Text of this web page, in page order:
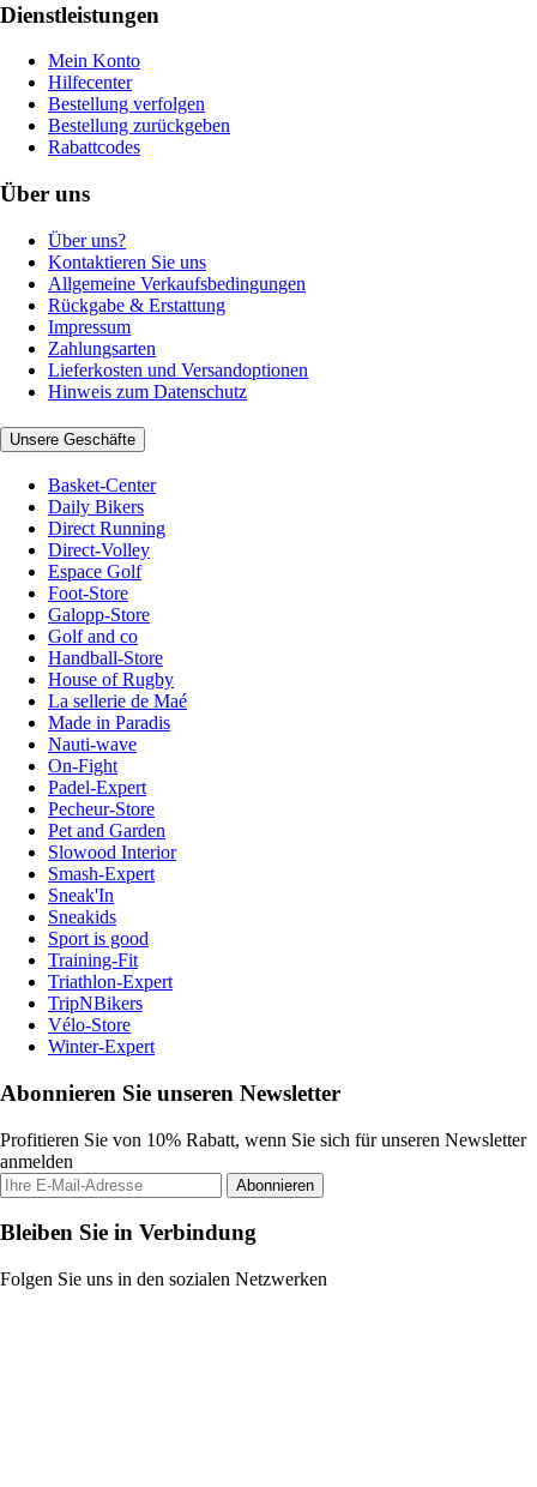
Dienstleistungen
Mein Konto
Hilfecenter
Bestellung verfolgen
Bestellung zurückgeben
Rabattcodes
Über uns
Über uns?
Kontaktieren Sie uns
Allgemeine Verkaufsbedingungen
Rückgabe & Erstattung
Impressum
Zahlungsarten
Lieferkosten und Versandoptionen
Hinweis zum Datenschutz
Unsere Geschäfte
Basket-Center
Daily Bikers
Direct Running
Direct-Volley
Espace Golf
Foot-Store
Galopp-Store
Golf and co
Handball-Store
House of Rugby
La sellerie de Maé
Made in Paradis
Nauti-wave
On-Fight
Padel-Expert
Pecheur-Store
Pet and Garden
Slowood Interior
Smash-Expert
Sneak'In
Sneakids
Sport is good
Training-Fit
Triathlon-Expert
TripNBikers
Vélo-Store
Winter-Expert
Abonnieren Sie unseren Newsletter
Profitieren Sie von 10% Rabatt, wenn Sie sich für unseren Newsletter
anmelden
Abonnieren
Bleiben Sie in Verbindung
Folgen Sie uns in den sozialen Netzwerken